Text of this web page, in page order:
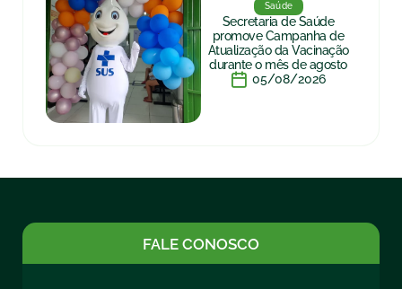
Saúde
Secretaria de Saúde
promove Campanha de
Atualização da Vacinação
durante o mês de agosto
05/08/2026
FALE CONOSCO